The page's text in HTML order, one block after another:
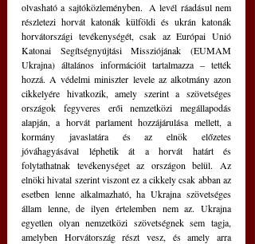
olvasható a sajtóközleményben.  A levél ráadásul nem
részletezi horvát katonák külföldi és ukrán katonák
horvátországi tevékenységét, csak az Európai Unió
Katonai Segítségnyújtási Missziójának (EUMAM
Ukrajna) általános információit tartalmazza – tették
hozzá. A védelmi miniszter levele az alkotmány azon
cikkelyére hivatkozik, amely szerint a szövetséges
országok fegyveres erői nemzetközi megállapodás
alapján, a horvát parlament hozzájárulása mellett, a
kormány javaslatára és az elnök előzetes
jóváhagyásával léphetik át a horvát határt és
folytathatnak tevékenységet az országon belül. Az
elnöki hivatal szerint viszont ez a cikkely csak abban az
esetben lenne alkalmazható, ha Ukrajna szövetséges
állam lenne, de ilyen értelemben nem az. Ukrajna
egyetlen olyan nemzetközi szövetségnek sem tagja,
amelyben Horvátország részt vesz, és amely arra